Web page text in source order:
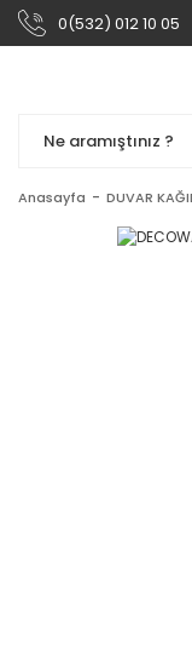
0(532) 012 10 05
Anasayfa DUVAR